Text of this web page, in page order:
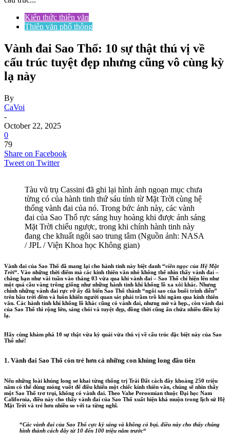
Kiến thức thiên văn
Thiên văn phổ thông
Vành đai Sao Thổ: 10 sự thật thú vị về
cấu trúc tuyệt đẹp nhưng cũng vô cùng kỳ
lạ này
By
CaVoi
-
October 22, 2025
0
79
Share on Facebook
Tweet on Twitter
Tàu vũ trụ Cassini đã ghi lại hình ảnh ngoạn mục chưa
từng có của hành tinh thứ sáu tính từ Mặt Trời cùng hệ
thống vành đai của nó. Trong bức ảnh này, các vành
đai của Sao Thổ rực sáng huy hoàng khi được ánh sáng
Mặt Trời chiếu ngược, trong khi chính hành tinh này
đang che khuất ngôi sao trung tâm (Nguồn ảnh: NASA
/ JPL / Viện Khoa học Không gian)
Vành đai của Sao Thổ đã mang lại cho hành tinh này biệt danh “viên ngọc của Hệ Mặt
Trời“. Vào những thời điểm mà các kính thiên văn nhỏ không thể nhìn thấy vành đai –
chẳng hạn như vài tuần vào tháng 03 vừa qua khi vành đai – Sao Thổ chỉ hiện lên như
một quả cầu vàng trông giống như những hành tinh khí khổng lồ xa xôi khác. Nhưng
chính những vành đai rực rỡ ấy đã biến Sao Thổ thành “ngôi sao của buổi trình diễn”
trên bầu trời đêm và luôn khiến người quan sát phải trầm trồ khi ngắm qua kính thiên
văn. Các hành tinh khí khổng lồ khác cũng có vành đai, nhưng mờ và hẹp., còn vành đai
của Sao Thổ thì rộng lớn, sáng chói và tuyệt đẹp, đồng thời cũng ẩn chứa nhiều điều kỳ
lạ.
Hãy cùng khám phá 10 sự thật vừa kỳ quái vừa thú vị về cấu trúc đặc biệt này của Sao
Thổ nhé!
1. Vành đai Sao Thổ còn trẻ hơn cả những con khủng long đầu tiên
Nếu những loài khủng long sơ khai từng thống trị Trái Đất cách đây khoảng 250 triệu
năm có thể dùng móng vuốt để điều khiển một chiếc kính thiên văn, chúng sẽ nhìn thấy
một Sao Thổ trơ trụi, không có vành đai. Theo Vahe Peroomian thuộc Đại học Nam
California, điều này cho thấy vành đai của Sao Thổ xuất hiện khá muộn trong lịch sử Hệ
Mặt Trời và trẻ hơn nhiều so với ta từng nghĩ.
“Các vành đai của Sao Thổ cực kỳ sáng và không có bụi, điều này cho thấy chúng
hình thành cách đây từ 10 đến 100 triệu năm trước“